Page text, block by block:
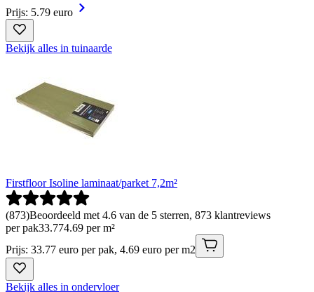
Prijs: 5.79 euro
Bekijk alles in tuinaarde
Firstfloor Isoline laminaat/parket 7,2m²
(873)Beoordeeld met 4.6 van de 5 sterren, 873 klantreviews
per pak33.774.69 per m²
Prijs: 33.77 euro per pak, 4.69 euro per m2
Bekijk alles in ondervloer